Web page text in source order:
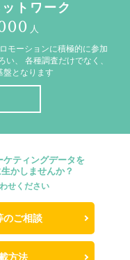
トワーク
人
モーションに積極的に参加
い、
各種調査だけでなく、
盤となります
ケティングデータを
かしませんか？
せください
のご相談
方法